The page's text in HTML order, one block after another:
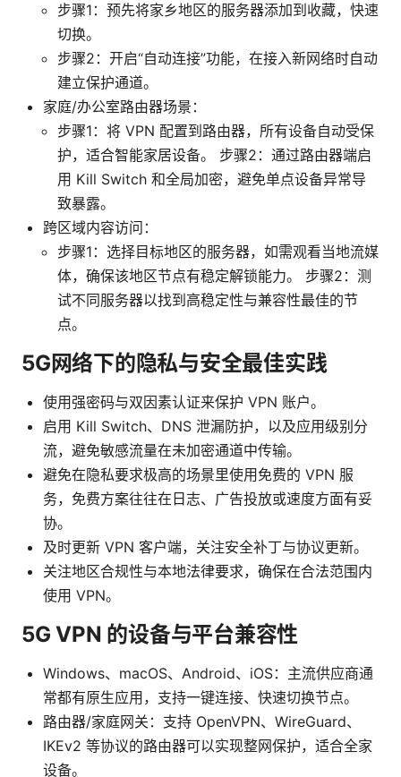
步骤1：预先将家乡地区的服务器添加到收藏，快速
切换。
步骤2：开启“自动连接”功能，在接入新网络时自动
建立保护通道。
家庭/办公室路由器场景：
步骤1：将 VPN 配置到路由器，所有设备自动受保
护，适合智能家居设备。 步骤2：通过路由器端启
用 Kill Switch 和全局加密，避免单点设备异常导
致暴露。
跨区域内容访问：
步骤1：选择目标地区的服务器，如需观看当地流媒
体，确保该地区节点有稳定解锁能力。 步骤2：测
试不同服务器以找到高稳定性与兼容性最佳的节
点。
5G网络下的隐私与安全最佳实践
使用强密码与双因素认证来保护 VPN 账户。
启用 Kill Switch、DNS 泄漏防护，以及应用级别分
流，避免敏感流量在未加密通道中传输。
避免在隐私要求极高的场景里使用免费的 VPN 服
务，免费方案往往在日志、广告投放或速度方面有妥
协。
及时更新 VPN 客户端，关注安全补丁与协议更新。
关注地区合规性与本地法律要求，确保在合法范围内
使用 VPN。
5G VPN 的设备与平台兼容性
Windows、macOS、Android、iOS：主流供应商通
常都有原生应用，支持一键连接、快速切换节点。
路由器/家庭网关：支持 OpenVPN、WireGuard、
IKEv2 等协议的路由器可以实现整网保护，适合全家
设备。